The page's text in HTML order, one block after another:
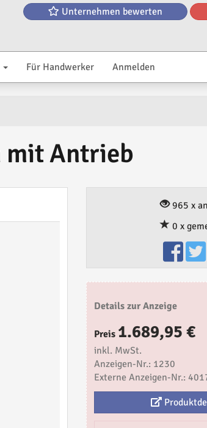
Unternehmen bewerten
Für Handwerker Anmelden
mit Antrieb
965 x
0 x
Details zur Anzeige
Preis 1.689,95 €
inkl. MwSt.
Anzeigen-Nr.: 1230
Externe Anzeigen-Nr.: